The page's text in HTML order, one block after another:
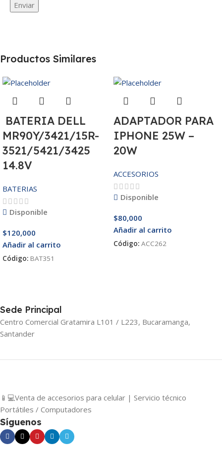
Productos Similares
BATERIA DELL
MR90Y/3421/15R-
3521/5421/3425
14.8V
BATERIAS
Disponible
$120,000
Añadir al carrito
Código: BAT351
ADAPTADOR PARA
IPHONE 25W –
20W
ACCESORIOS
Disponible
$80,000
Añadir al carrito
Código: ACC262
Sede Principal
Centro Comercial Gratamira L101 / L223, Bucaramanga,
Santander
📱💻Venta de accesorios para celular | Servicio técnico
Portátiles / Computadores
Síguenos